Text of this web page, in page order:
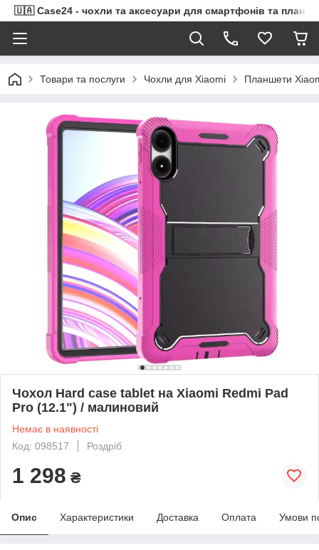
🇺🇦 Case24 - чохли та аксесуари для смартфонів та
Товари та послуги Чохли для Xiaomi Планшети
Чохол Hard case tablet на Xiaomi Redmi Pad
Pro (12.1") / малиновий
Немає в наявності
Код: 098517
Роздріб
1 298 ₴
Опис Характеристики Доставка Оплата Умови